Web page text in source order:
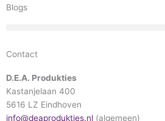
Blogs
Contact
D.E.A. Produkties
Kastanjelaan 400
5616 LZ Eindhoven
info@deaprodukties.nl (algemeen)